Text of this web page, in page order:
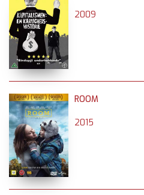
2009
ROOM
2015